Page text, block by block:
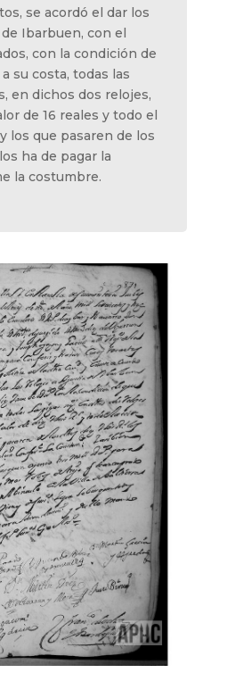
se acordó el dar los
Ibarbuen, con el
con la condición de
su costa, todas las
en dichos dos relojes,
de 16 reales y todo el
los que pasaren de los
ha de pagar la
la costumbre.